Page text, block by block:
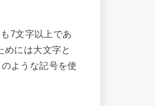
7文字以上であ
めには大文字と
ような記号を使